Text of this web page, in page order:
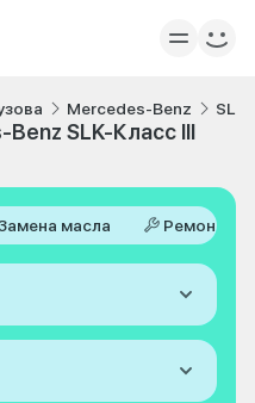
Mercedes-Benz
SLK-Класс III
масла Ремонт